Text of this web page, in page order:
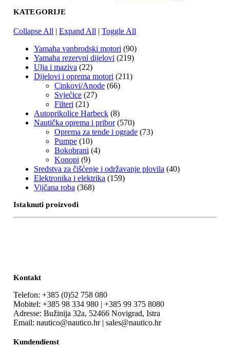
KATEGORIJE
Collapse All | Expand All | Toggle All
Yamaha vanbrodski motori (90)
Yamaha rezervni dijelovi (219)
Ulja i maziva (22)
Dijelovi i oprema motori (211)
Cinkovi/Anode (66)
Svjećice (27)
Filteri (21)
Autoprikolice Harbeck (8)
Nautička oprema i pribor (570)
Oprema za tende i ograde (73)
Pumpe (10)
Bokobrani (4)
Konopi (9)
Sredstva za čišćenje i održavanje plovila (40)
Elektronika i elektrika (159)
Vijčana roba (368)
Istaknuti proizvodi
Kontakt
Telefon: +385 (0)52 758 080
Mobitel: +385 98 334 980 | +385 99 375 8080
Adresse: Bužinija 32a, 52466 Novigrad, Istra
Email: nautico@nautico.hr | sales@nautico.hr
Kundendienst